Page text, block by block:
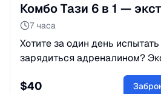
7 часа
Хотите за один день
зарядиться адреналином?
подарит драйв, активный
пейзажи турецкой природы!
$40